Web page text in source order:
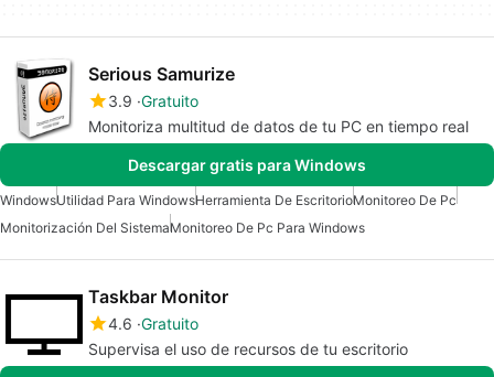
Serious Samurize
3.9 Gratuito
Monitoriza multitud de datos de tu PC en tiempo real
Descargar gratis para Windows
WindowsUtilidad Para WindowsHerramienta De EscritorioMonitoreo De Pc
Monitorización Del SistemaMonitoreo De Pc Para Windows
Taskbar Monitor
4.6 Gratuito
Supervisa el uso de recursos de tu escritorio